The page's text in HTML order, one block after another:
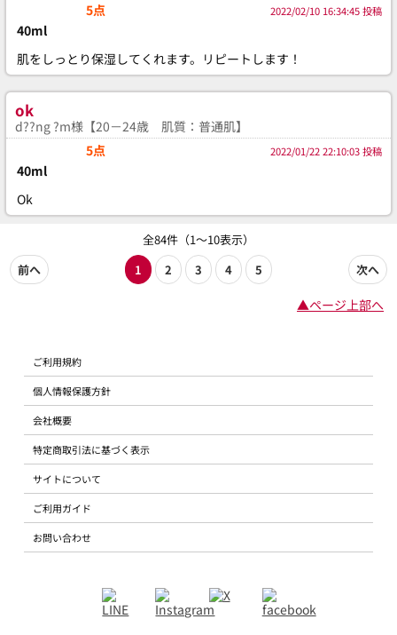
5点
2022/02/10 16:34:45 投稿
40ml
肌をしっとり保湿してくれます。リピートします！
ok
d??ng ?m様【20－24歳 肌質：普通肌】
5点
2022/01/22 22:10:03 投稿
40ml
Ok
全84件（1～10表示）
前へ
1 2 3 4 5 次へ
▲ページ上部へ
ご利用規約
個人情報保護方針
会社概要
特定商取引法に基づく表示
サイトについて
ご利用ガイド
お問い合わせ